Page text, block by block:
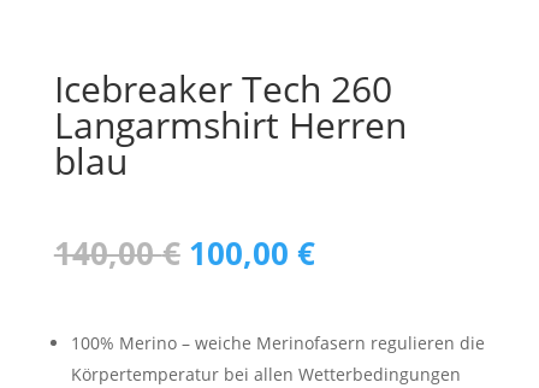
Icebreaker Tech 260
Langarmshirt Herren
blau
140,00€ Ursprünglicher
Preis
140,00 €
100,00 €Aktueller
Preis
100,00 €.
100% Merino – weiche Merinofasern regulieren die
Körpertemperatur bei allen Wetterbedingungen